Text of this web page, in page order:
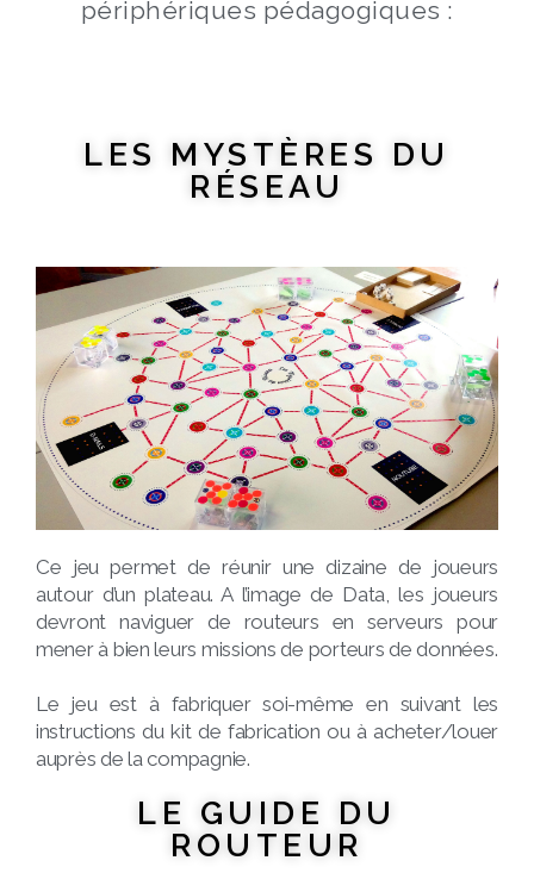
périphériques pédagogiques :
LES MYSTÈRES DU
RÉSEAU
Ce jeu permet de réunir une dizaine de joueurs
autour d’un plateau. A l’image de Data, les joueurs
devront naviguer de routeurs en serveurs pour
mener à bien leurs missions de porteurs de données.
Le jeu est à fabriquer soi-même en suivant les
instructions du kit de fabrication ou à acheter/louer
auprès de la compagnie.
LE GUIDE DU
ROUTEUR